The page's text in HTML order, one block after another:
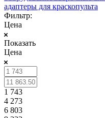
адаптеры для краскопульта
Фильтр:
Цена
Показать
Цена
1 743
4 273
6 803